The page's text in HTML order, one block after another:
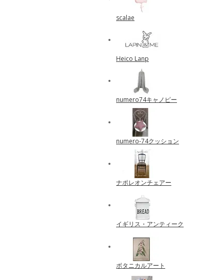
scalae
Heico Lanp
numero74キャノピー
numero-74クッション
ナポレオンチェアー
イギリス・アンティーク
ボタニカルアート